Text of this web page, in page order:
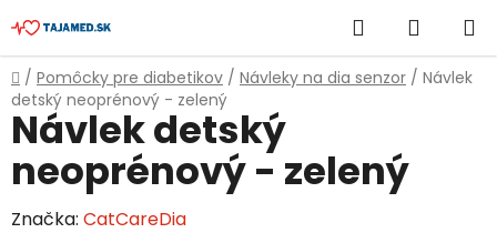
na
obsah
Hľadať
KOŠÍK
Domov
/ Pomôcky pre diabetikov / Návleky na dia senzor / Návlek
detský neoprénový - zelený
Návlek detský
neoprénový - zelený
Značka: CatCareDia